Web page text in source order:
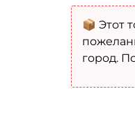
📦 Этот
город.